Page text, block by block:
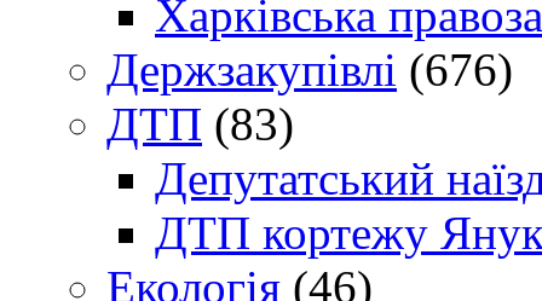
Харківська
Держзакупівлі (676)
ДТП (83)
Депутатський
ДТП кортежу
Екологія (46)